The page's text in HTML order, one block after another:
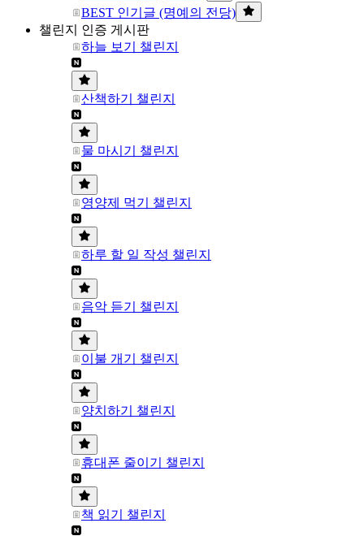
BEST 인기글 (명예의 전당)
챌린지 인증 게시판
하늘 보기 챌린지
산책하기 챌린지
물 마시기 챌린지
영양제 먹기 챌린지
하루 할 일 작성 챌린지
음악 듣기 챌린지
이불 개기 챌린지
양치하기 챌린지
휴대폰 줄이기 챌린지
책 읽기 챌린지